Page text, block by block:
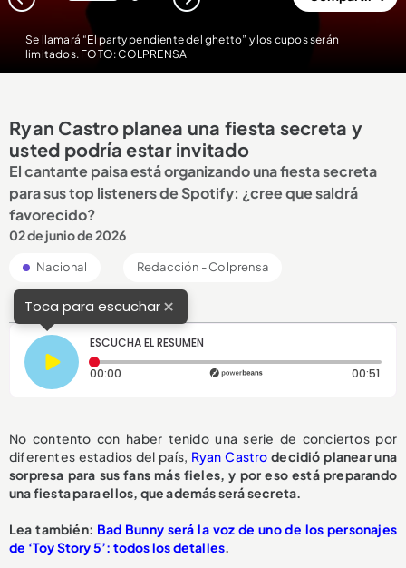
Se llamará “El party pendiente del ghetto” y los cupos serán
limitados. FOTO: COLPRENSA
Ryan Castro planea una fiesta secreta y
usted podría estar invitado
El cantante paisa está organizando una fiesta secreta
para sus top listeners de Spotify: ¿cree que saldrá
favorecido?
02 de junio de 2026
Nacional Redacción - Colprensa
Toca para escuchar×
ESCUCHA EL RESUMEN
00:00 Tiempo transcurrido: 0 segundos 00:51
No contento con haber tenido una serie de conciertos por
diferentes estadios del país, Ryan Castro decidió planear una
sorpresa para sus fans más fieles, y por eso está preparando
una fiesta para ellos, que además será secreta.
Lea también: Bad Bunny será la voz de uno de los personajes
de ‘Toy Story 5’: todos los detalles.